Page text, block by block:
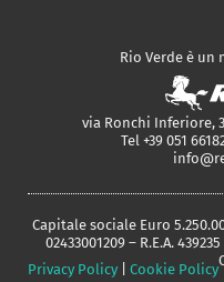
Rio Verde è un
via Ronchi Inferiore,
Tel +39 051
Capitale sociale Euro
02433001209 – R.E.A.
Privacy Policy
Cookie Policy